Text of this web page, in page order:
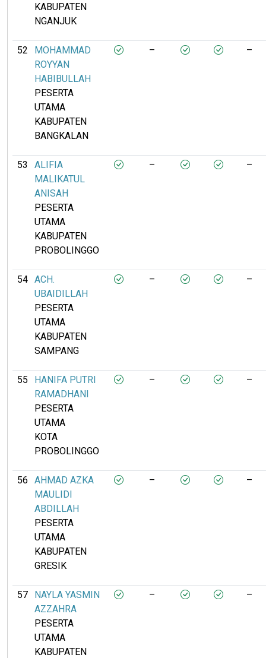
KABUPATEN
NGANJUK
52
MOHAMMAD
ROYYAN
HABIBULLAH
PESERTA
UTAMA
KABUPATEN
BANGKALAN
– –
53
ALIFIA
MALIKATUL
ANISAH
PESERTA
UTAMA
KABUPATEN
PROBOLINGGO
– –
54
ACH.
UBAIDILLAH
PESERTA
UTAMA
KABUPATEN
SAMPANG
– –
55
HANIFA PUTRI
RAMADHANI
PESERTA
UTAMA
KOTA
PROBOLINGGO
– –
56
AHMAD AZKA
MAULIDI
ABDILLAH
PESERTA
UTAMA
KABUPATEN
GRESIK
– –
57
NAYLA YASMIN
AZZAHRA
PESERTA
UTAMA
KABUPATEN
– –